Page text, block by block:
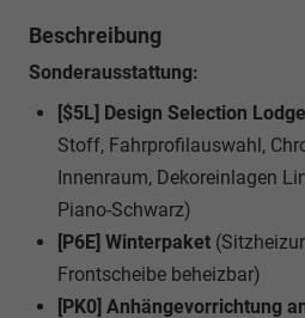
Beschreibung
Sonderausstattung:
[$5L] Design Selection Lodge
Stoff, Fahrprofilauswahl,
Innenraum, Dekoreinlagen
Piano-Schwarz)
[P6E] Winterpaket
Frontscheibe beheizbar)
[PK0] Anhängevorrichtung